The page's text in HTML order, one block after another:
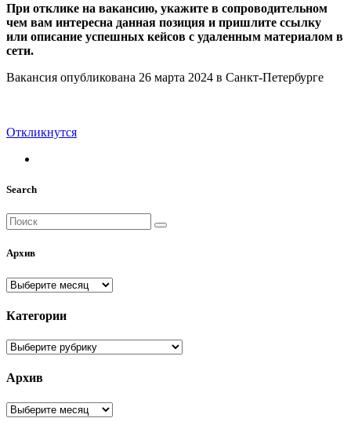
При отклике на вакансию, укажите в сопроводительном
чем вам интересна данная позиция и пришлите ссылку
или описание успешных кейсов с удаленным материалом в
сети.
Вакансия опубликована 26 марта 2024 в Санкт-Петербурге
Откликнутся
Search
Архив
Архив
Категории
Категории
Архив
Архив